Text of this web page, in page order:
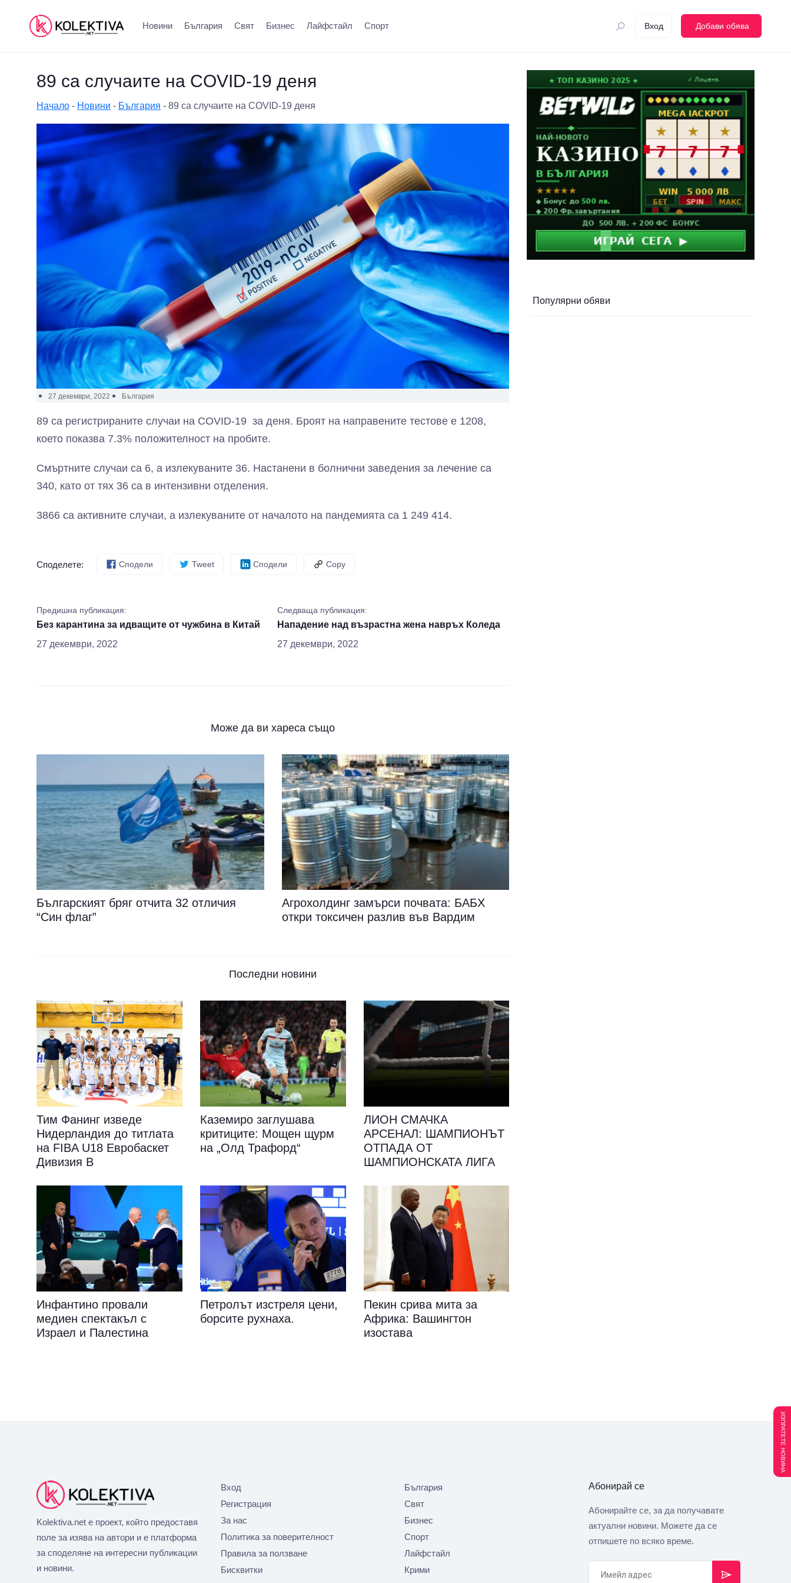
Новини България Свят Бизнес Лайфстайл Спорт Вход Добави обява
89 са случаите на COVID-19 деня
Начало - Новини - България - 89 са случаите на COVID-19 деня
27 декември, 2022 България
89 са регистрираните случаи на COVID-19 за деня. Броят на направените тестове е 1208,
което показва 7.3% положителност на пробите.
Смъртните случаи са 6, а излекуваните 36. Настанени в болнични заведения за лечение са
340, като от тях 36 са в интензивни отделения.
3866 са активните случаи, а излекуваните от началото на пандемията са 1 249 414.
Споделете: Сподели Tweet Сподели Copy
Предишна публикация:
Без карантина за идващите от чужбина в Китай
27 декември, 2022
Следваща публикация:
Нападение над възрастна жена навръх Коледа
27 декември, 2022
Може да ви хареса също
Българският бряг отчита 32 отличия
“Син флаг”
Агрохолдинг замърси почвата: БАБХ
откри токсичен разлив във Вардим
Последни новини
Тим Фанинг изведе
Нидерландия до титлата
на FIBA U18 Евробаскет
Дивизия B
Каземиро заглушава
критиците: Мощен щурм
на „Олд Трафорд“
ЛИОН СМАЧКА
АРСЕНАЛ: ШАМПИОНЪТ
ОТПАДА ОТ
ШАМПИОНСКАТА ЛИГА
Инфантино провали
медиен спектакъл с
Израел и Палестина
Петролът изстреля цени,
борсите рухнаха.
Пекин срива мита за
Африка: Вашингтон
изостава
Популярни обяви
ИЗПРАТЕТЕ НОВИНА
Kolektiva.net е проект, който предоставя
поле за изява на автори и е платформа
за споделяне на интересни публикации
и новини.
Вход
Регистрация
За нас
Политика за поверителност
Правила за ползване
Бисквитки
България
Свят
Бизнес
Спорт
Лайфстайл
Крими
Абонирай се
Абонирайте се, за да получавате
актуални новини. Можете да се
отпишете по всяко време.